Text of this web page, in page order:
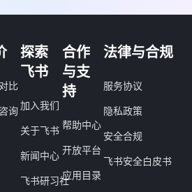
比
询
探索
飞书
加入我们
关于飞书
新闻中心
飞书研习社
合作
与支
持
帮助中心
开放平台
应用目录
法律与合规
服务协议
隐私政策
安全合规
飞书安全白皮书